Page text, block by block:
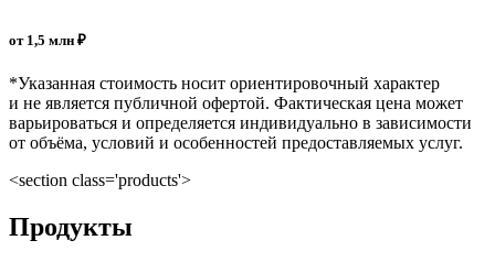
от 1,5 млн ₽
*Указанная стоимость носит ориентировочный характер
и не является публичной офертой. Фактическая цена может
варьироваться и определяется индивидуально в зависимости
от объёма, условий и особенностей предоставляемых услуг.
<section class='products'>
Продукты